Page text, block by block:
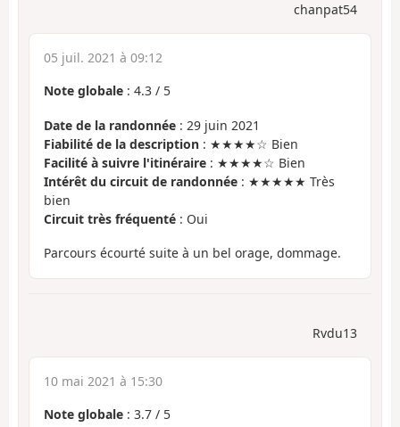
chanpat54
05 juil. 2021 à 09:12
Note globale : 4.3 / 5
Date de la randonnée : 29 juin 2021
Fiabilité de la description : ★★★★☆ Bien
Facilité à suivre l'itinéraire : ★★★★☆ Bien
Intérêt du circuit de randonnée : ★★★★★ Très
bien
Circuit très fréquenté : Oui
Parcours écourté suite à un bel orage, dommage.
Rvdu13
10 mai 2021 à 15:30
Note globale : 3.7 / 5